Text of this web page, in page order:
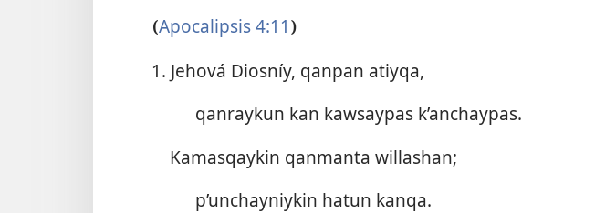
(Apocalipsis 4:11 )
1. Jehová Diosníy, qanpan atiyqa,
qanraykun kan kawsaypas k’anchaypas.
Kamasqaykin qanmanta willashan;
p’unchayniykin hatun kanqa.